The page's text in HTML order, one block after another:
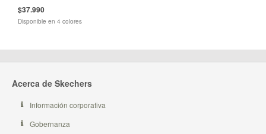
$37.990
Disponible en 4 colores
Acerca de Skechers
Información corporativa
Gobernanza